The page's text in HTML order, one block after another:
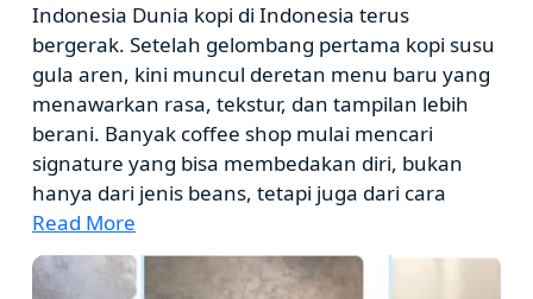
Indonesia Dunia kopi di Indonesia terus
bergerak. Setelah gelombang pertama kopi susu
gula aren, kini muncul deretan menu baru yang
menawarkan rasa, tekstur, dan tampilan lebih
berani. Banyak coffee shop mulai mencari
signature yang bisa membedakan diri, bukan
hanya dari jenis beans, tetapi juga dari cara
Read More